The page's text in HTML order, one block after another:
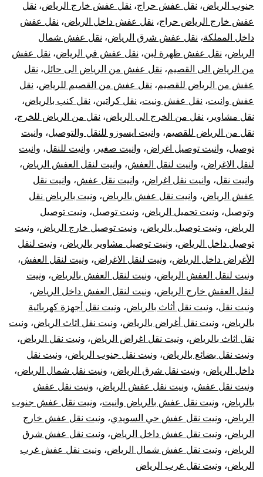
جنوب الرياض، نقل عفش حراج، نقل عفش خارج الرياض، نقل
عفش خارج الرياض حراج، نقل عفش داخل الرياض، نقل عفش
داخل المملكة، نقل عفش شرق الرياض، نقل عفش شمال
الرياض، نقل عفش ظهرة لبن، نقل عفش في الرياض، نقل عفش
من الرياض الى القصيم، نقل عفش من الرياض الى حائل، نقل
عفش من الرياض للقصيم، نقل عفش من القصيم للرياض، نقل
عفش وانيت، نقل عفش ونيت، نقل كراتين، نقل كنب بالرياض،
نقل مشاوير ، نقل من الخرج الى الرياض، نقل من الرياض للخرج،
نقل من الرياض للقصيم، وانيت ايسوزو للنقل والتوصيل، وانيت
توصيل، وانيت توصيل اغراض، وانيت صغير ، وانيت للنقل، وانيت
لنقل الاغراض، وانيت لنقل العفش، وانيت لنقل العفش الرياض،
وانيت نقل، وانيت نقل اغراض، وانيت نقل عفش، وانيت نقل
عفش الرياض، وانيت نقل عفش بالرياض، ونيت بالرياض نقل
وتوصيل، ونيت تحميل الرياض، ونيت توصيل، ونيت توصيل
الرياض، ونيت توصيل بالرياض، ونيت توصيل خارج الرياض، ونيت
توصيل داخل الرياض، ونيت توصيل مشاوير بالرياض، ونيت لنقل
الأغراض داخل الرياض، ونيت لنقل الاغراض، ونيت لنقل العفش،
ونيت لنقل العفش الرياض، ونيت لنقل العفش بالرياض، ونيت
لنقل العفش خارج الرياض، ونيت لنقل العفش داخل الرياض،
ونيت نقل، ونيت نقل أثاث بالرياض، ونيت نقل أجهزة كهربائية
بالرياض، ونيت نقل أغراض بالرياض، ونيت نقل اثاث الرياض، ونيت
نقل اثاث بالرياض، ونيت نقل اغراض الرياض، ونيت نقل الرياض،
ونيت نقل بضائع بالرياض، ونيت نقل جنوب الرياض، ونيت نقل
داخل الرياض، ونيت نقل شرق الرياض، ونيت نقل شمال الرياض،
ونيت نقل عفش، ونيت نقل عفش الرياض، ونيت نقل عفش
بالرياض، ونيت نقل عفش بالرياض وانيت، ونيت نقل عفش جنوب
الرياض، ونيت نقل عفش حي السويدي، ونيت نقل عفش خارج
الرياض، ونيت نقل عفش داخل الرياض، ونيت نقل عفش شرق
الرياض، ونيت نقل عفش شمال الرياض، ونيت نقل عفش غرب
الرياض، ونيت نقل غرب الرياض